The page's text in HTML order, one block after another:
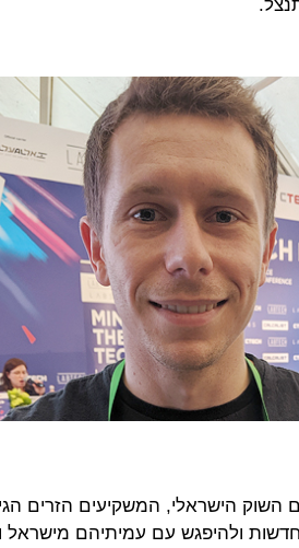
השוק הישראלי, המשקיעים הזרים
חדשות ולהיפגש עם עמיתיהם מישראל